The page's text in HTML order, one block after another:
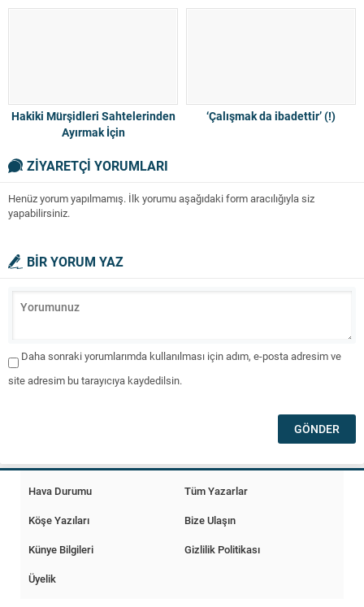
Hakiki Mürşidleri Sahtelerinden
Ayırmak İçin
‘Çalışmak da ibadettir’ (!)
ZİYARETÇİ YORUMLARI
Henüz yorum yapılmamış. İlk yorumu aşağıdaki form aracılığıyla siz
yapabilirsiniz.
BİR YORUM YAZ
Daha sonraki yorumlarımda kullanılması için adım, e-posta adresim ve
site adresim bu tarayıcıya kaydedilsin.
Hava Durumu
Tüm Yazarlar
Köşe Yazıları
Bize Ulaşın
Künye Bilgileri
Gizlilik Politikası
Üyelik